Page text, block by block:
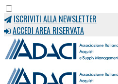
ISCRIVITI ALLA NEWSLETTER
ACCEDI AREA RISERVATA